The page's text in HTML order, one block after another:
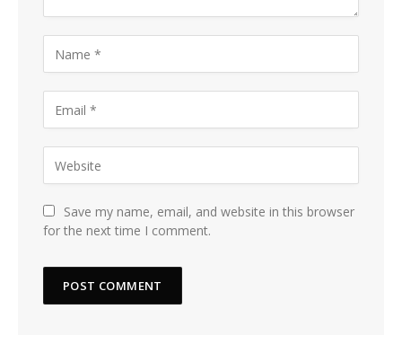
Save my name, email, and website in this browser
for the next time I comment.